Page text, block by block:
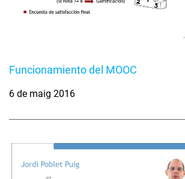
Funcionamiento del MOOC
6 de maig 2016